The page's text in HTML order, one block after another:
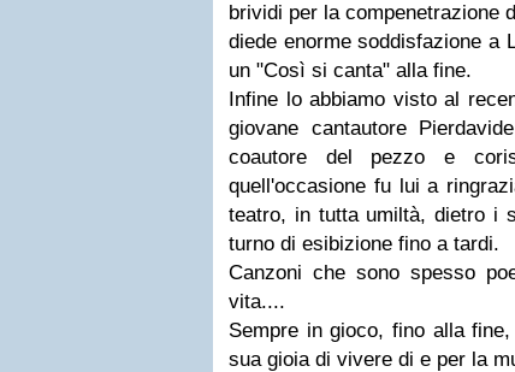
brividi per la compenetrazione
diede enorme soddisfazione a
un "Così si canta" alla fine.
Infine lo abbiamo visto al
giovane cantautore
coautore del pezzo e
quell'occasione fu lui a
teatro, in tutta umiltà, dietro i
turno di esibizione fino a tardi.
Canzoni che sono spesso
vita....
Sempre in gioco, fino alla
sua gioia di vivere di e per la